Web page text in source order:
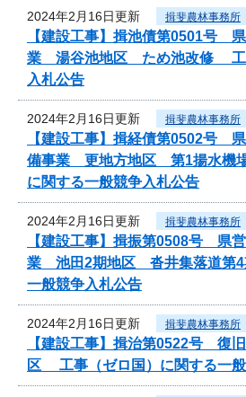
2024年2月16日更新 揖斐農林事務所
【建設工事】揖池債第0501号
業 湯谷池地区 ため池改修 工
入札公告
2024年2月16日更新 揖斐農林事務所
【建設工事】揖経債第0502号
備事業 更地方地区 第1揚水機
に関する一般競争入札公告
2024年2月16日更新 揖斐農林事務所
【建設工事】揖振第0508号 県
業 池田2期地区 沓井集落道第
一般競争入札公告
2024年2月16日更新 揖斐農林事務所
【建設工事】揖治第0522号 復
区 工事（ゼロ国）に関する一